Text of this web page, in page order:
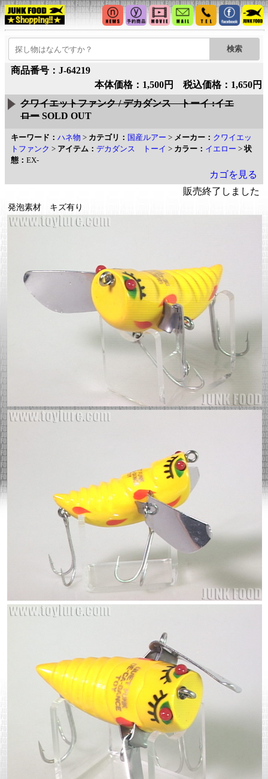
商品番号：J-64219
本体価格：1,500円 税込価格：1,650円
クワイエットファンク / デカダンス トーイ :イエ
ロー SOLD OUT
キーワード： ハネ物 > カテゴリ： 国産ルアー > メーカー： クワイエッ
トファンク > アイテム： デカダンス トーイ > カラー： イエロー >状
態： EX-
カゴを見る
販売終了しました
発泡素材 キズ有り